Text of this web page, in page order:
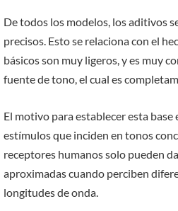
De todos los modelos, los aditivos
precisos. Esto se relaciona con el
básicos son muy ligeros, y es muy
fuente de tono, el cual es
El motivo para establecer esta base
estímulos que inciden en tonos
receptores humanos solo pueden
aproximadas cuando perciben
longitudes de onda.